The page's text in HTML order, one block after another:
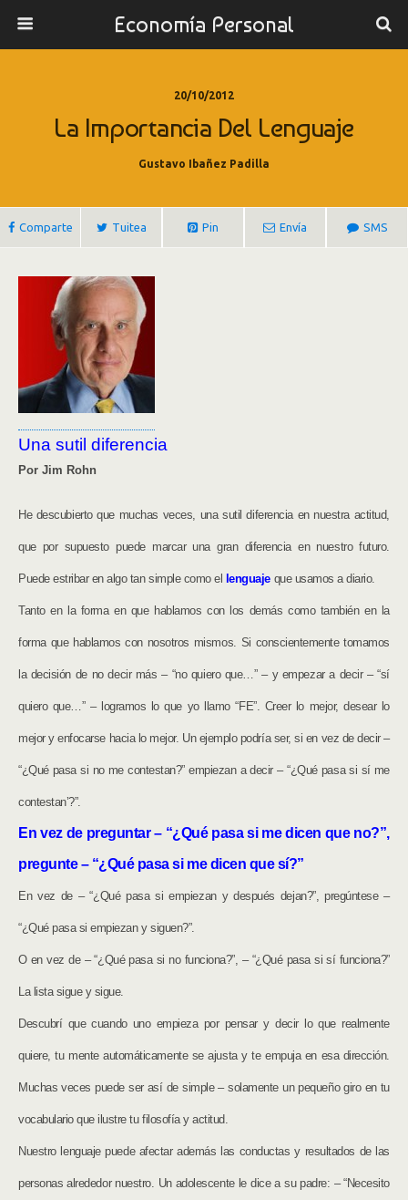
Economía Personal
20/10/2012
La Importancia Del Lenguaje
Gustavo Ibañez Padilla
Comparte Tuitea Pin Envía SMS
Una sutil diferencia
Por Jim Rohn
He descubierto que muchas veces, una sutil diferencia en nuestra actitud,
que por supuesto puede marcar una gran diferencia en nuestro futuro.
Puede estribar en algo tan simple como el lenguaje que usamos a diario.
Tanto en la forma en que hablamos con los demás como también en la
forma que hablamos con nosotros mismos. Si conscientemente tomamos
la decisión de no decir más – “no quiero que…” – y empezar a decir – “sí
quiero que…” – logramos lo que yo llamo “FE”. Creer lo mejor, desear lo
mejor y enfocarse hacia lo mejor. Un ejemplo podría ser, si en vez de decir –
“¿Qué pasa si no me contestan?” empiezan a decir – “¿Qué pasa si sí me
contestan’?”.
En vez de preguntar – “¿Qué pasa si me dicen que no?”,
pregunte – “¿Qué pasa si me dicen que sí?”
En vez de – “¿Qué pasa si empiezan y después dejan?”, pregúntese –
“¿Qué pasa si empiezan y siguen?”.
O en vez de – “¿Qué pasa si no funciona?”, – “¿Qué pasa si sí funciona?”
La lista sigue y sigue.
Descubrí que cuando uno empieza por pensar y decir lo que realmente
quiere, tu mente automáticamente se ajusta y te empuja en esa dirección.
Muchas veces puede ser así de simple – solamente un pequeño giro en tu
vocabulario que ilustre tu filosofía y actitud.
Nuestro lenguaje puede afectar además las conductas y resultados de las
personas alrededor nuestro. Un adolescente le dice a su padre: – “Necesito